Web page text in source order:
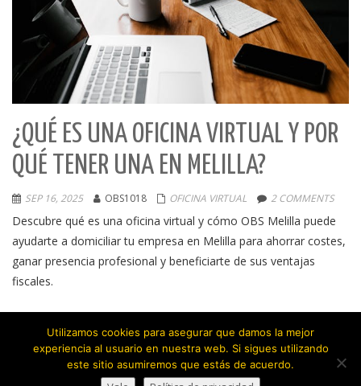
¿QUÉ ES UNA OFICINA VIRTUAL Y POR
QUÉ TENER UNA EN MELILLA?
SEP 16, 2025 OBS1018 OFICINA VIRTUAL 2 COMMENTS
Descubre qué es una oficina virtual y cómo OBS Melilla puede
ayudarte a domiciliar tu empresa en Melilla para ahorrar costes,
ganar presencia profesional y beneficiarte de sus ventajas
fiscales.
Utilizamos cookies para asegurar que damos la mejor
experiencia al usuario en nuestra web. Si sigues utilizando
este sitio asumiremos que estás de acuerdo.